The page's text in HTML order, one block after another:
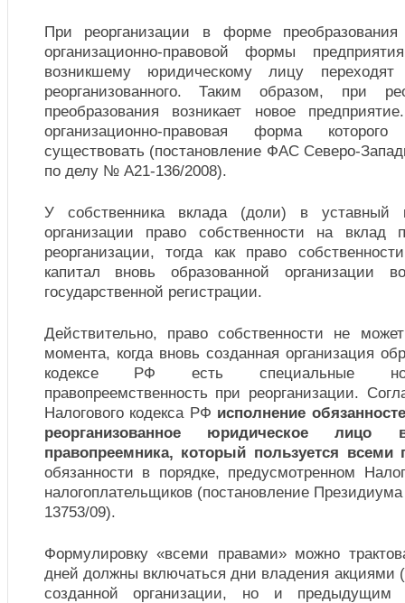
При реорганизации в форме преобразования
организационно-правовой формы
возникшему юридическому лицу
реорганизованного. Таким образом, при
преобразования возникает новое
организационно-правовая форма
существовать (постановление ФАС Северо-
по делу № А21-136/2008).
У собственника вклада (доли) в уставный
организации право собственности на вклад
реорганизации, тогда как право
капитал вновь образованной организации
государственной регистрации.
Действительно, право собственности не
момента, когда вновь созданная организация
кодексе РФ есть специальные
правопреемственность при реорганизации.
Налогового кодекса РФ исполнение
реорганизованное юридическое лицо
правопреемника, который пользуется всеми
обязанности в порядке, предусмотренном
налогоплательщиков (постановление
13753/09).
Формулировку «всеми правами» можно
дней должны включаться дни владения акциями
созданной организации, но и предыдущим